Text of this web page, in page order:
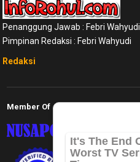
Penanggung Jawab : Febri Wahyudi
Pimpinan Redaksi : Febri Wahyudi
Redaksi
Member Of